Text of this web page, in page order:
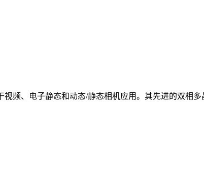
频、电子静态和动态/静态相机应用。其先进的双相